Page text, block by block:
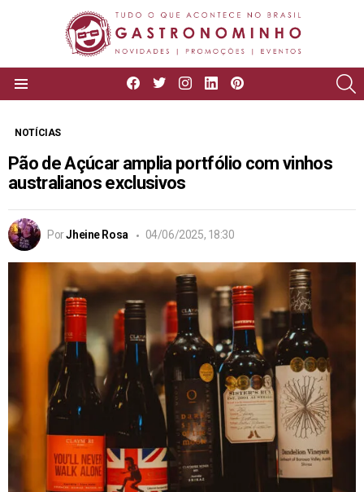
facebooktwitterinstagram
linkedin
NOTÍCIAS
Pão de Açúcar amplia portfólio com vinhos
australianos exclusivos
PorJheine Rosa 04/06/2025, 18:30